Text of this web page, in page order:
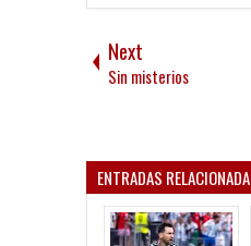
Next
Sin misterios
ENTRADAS